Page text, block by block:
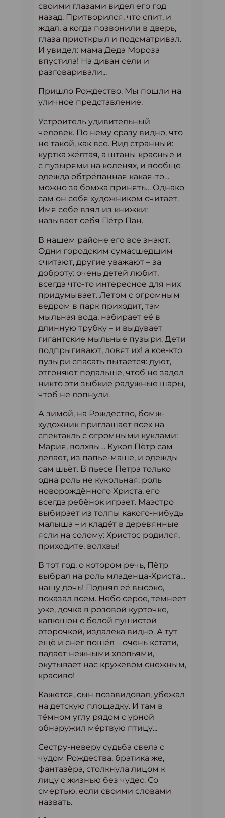
своими глазами видел его год
назад. Притворился, что спит, и
ждал, а когда позвонили в дверь,
глаза приоткрыл и подсматривал.
И увидел: мама Деда Мороза
впустила! На диван сели и
разговаривали...
Пришло Рождество. Мы пошли на
уличное представление.
Устроитель удивительный
человек. По нему сразу видно, что
не такой, как все. Вид странный:
куртка жёлтая, а штаны красные и
с пузырями на коленях, и вообще
одежда обтрёпанная какая-то…
можно за бомжа принять… Однако
сам он себя художником считает.
Имя себе взял из книжки:
называет себя Пётр Пан.
В нашем районе его все знают.
Одни городским сумасшедшим
считают, другие уважают – за
доброту: очень детей любит,
всегда что-то интересное для них
придумывает. Летом с огромным
ведром в парк приходит, там
мыльная вода, набирает её в
длинную трубку – и выдувает
гигантские мыльные пузыри. Дети
подпрыгивают, ловят их! а кое-кто
пузыри спасать пытается: дуют,
отгоняют подальше, чтоб не задел
никто эти зыбкие радужные шары,
чтоб не лопнули.
А зимой, на Рождество, бомж-
художник приглашает всех на
спектакль с огромными куклами:
Мария, волхвы… Кукол Пётр сам
делает, из папье-маше, и одежды
сам шьёт. В пьесе Петра только
одна роль не кукольная: роль
новорождённого Христа, его
всегда ребёнок играет. Маэстро
выбирает из толпы какого-нибудь
малыша – и кладёт в деревянные
ясли на солому: Христос родился,
приходите, волхвы!
В тот год, о котором речь, Пётр
выбрал на роль младенца-Христа…
нашу дочь! Поднял её высоко,
показал всем. Небо серое, темнеет
уже, дочка в розовой курточке,
капюшон с белой пушистой
оторочкой, издалека видно. А тут
ещё и снег пошёл – очень кстати,
падает нежными хлопьями,
окутывает нас кружевом снежным,
красиво!
Кажется, сын позавидовал, убежал
на детскую площадку. И там в
тёмном углу рядом с урной
обнаружил мёртвую птицу...
Сестру-неверу судьба свела с
чудом Рождества, братика же,
фантазёра, столкнула лицом к
лицу с жизнью без чудес. Со
смертью, если своими словами
назвать.